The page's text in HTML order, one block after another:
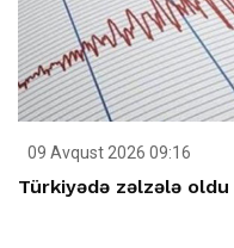
09 Avqust 2026 09:16
Türkiyədə zəlzələ oldu